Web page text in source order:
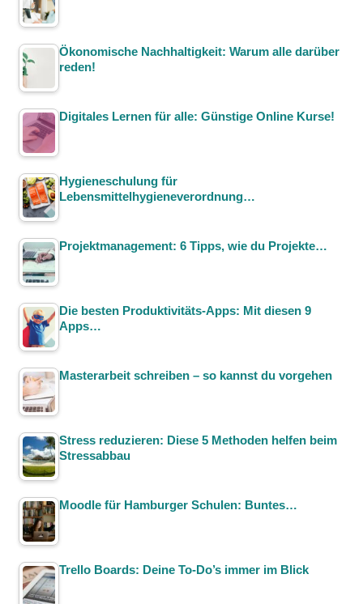
Ökonomische Nachhaltigkeit: Warum alle darüber
reden!
Digitales Lernen für alle: Günstige Online Kurse!
Hygieneschulung für
Lebensmittelhygieneverordnung…
Projektmanagement: 6 Tipps, wie du Projekte…
Die besten Produktivitäts-Apps: Mit diesen 9
Apps…
Masterarbeit schreiben – so kannst du vorgehen
Stress reduzieren: Diese 5 Methoden helfen beim
Stressabbau
Moodle für Hamburger Schulen: Buntes…
Trello Boards: Deine To-Do’s immer im Blick